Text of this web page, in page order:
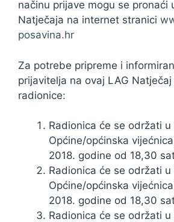
načinu prijave mogu se pronaći
Natječaja na internet stranici
posavina.hr
Za potrebe pripreme i
prijavitelja na ovaj LAG
radionice:
Radionica će se održati
Općine/općinska
2018. godine od 18,30
Radionica će se održati
Općine/općinska
2018. godine od 18,30
Radionica će se održati